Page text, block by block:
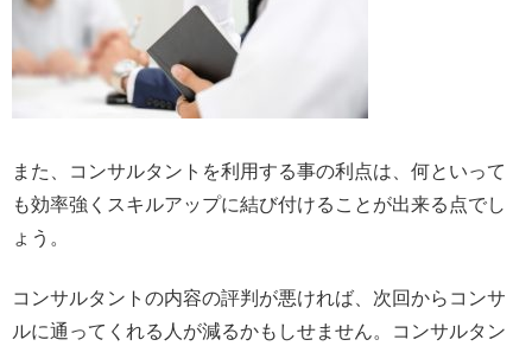
また、コンサルタントを利用する事の利点は、何といって
も効率強くスキルアップに結び付けることが出来る点でし
ょう。
コンサルタントの内容の評判が悪ければ、次回からコンサ
ルに通ってくれる人が減るかもしせません。コンサルタン